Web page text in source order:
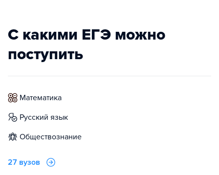
С какими ЕГЭ можно
поступить
математика
русский язык
обществознание
27 вузов